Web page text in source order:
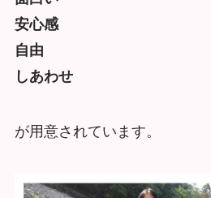
安心感
自由
しあわせ
が用意されています。